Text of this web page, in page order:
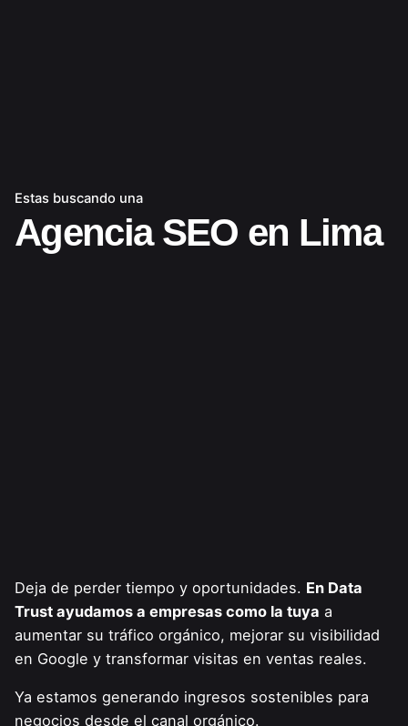
Estas buscando una
Agencia SEO en Lima
Deja de perder tiempo y oportunidades. En Data
Trust ayudamos a empresas como la tuya a
aumentar su tráfico orgánico, mejorar su visibilidad
en Google y transformar visitas en ventas reales.
Ya estamos generando ingresos sostenibles para
negocios desde el canal orgánico.